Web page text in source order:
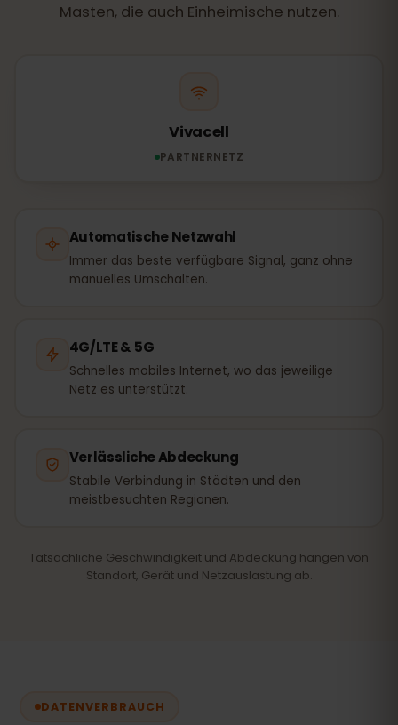
Masten, die auch Einheimische nutzen.
Vivacell
PARTNERNETZ
Automatische Netzwahl
Immer das beste verfügbare Signal, ganz ohne
manuelles Umschalten.
4G/LTE & 5G
Schnelles mobiles Internet, wo das jeweilige
Netz es unterstützt.
Verlässliche Abdeckung
Stabile Verbindung in Städten und den
meistbesuchten Regionen.
Tatsächliche Geschwindigkeit und Abdeckung hängen von
Standort, Gerät und Netzauslastung ab.
DATENVERBRAUCH